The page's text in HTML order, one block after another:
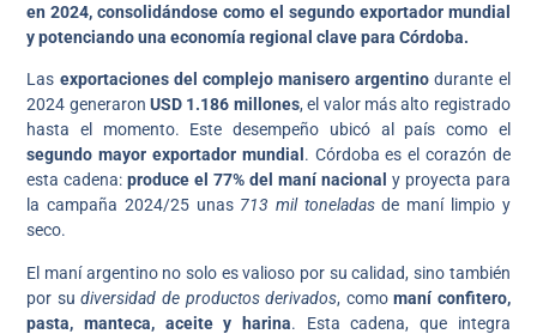
en 2024, consolidándose como el segundo exportador mundial
y potenciando una economía regional clave para Córdoba.
Las exportaciones del complejo manisero argentino durante el
2024 generaronUSD 1.186 millones, el valor más alto registrado
hasta el momento. Este desempeño ubicó al país como el
segundo mayor exportador mundial . Córdoba es el corazón de
esta cadena:produce el 77% del maní nacional y proyecta para
la campaña 2024/25 unas 713 mil toneladasde maní limpio y
seco.
El maní argentino no solo es valioso por su calidad, sino también
por sudiversidad de productos derivados, comomaní confitero,
pasta, manteca, aceite y harina. Esta cadena, que integra